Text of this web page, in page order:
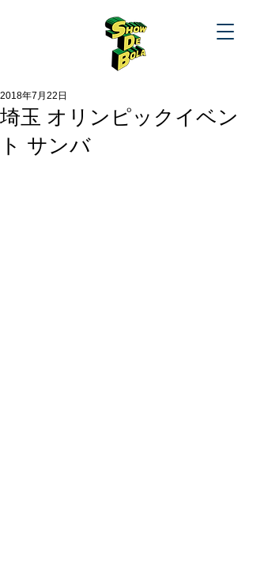
埼玉 オリンピックイベン
ト サンバ
2018年7月22日